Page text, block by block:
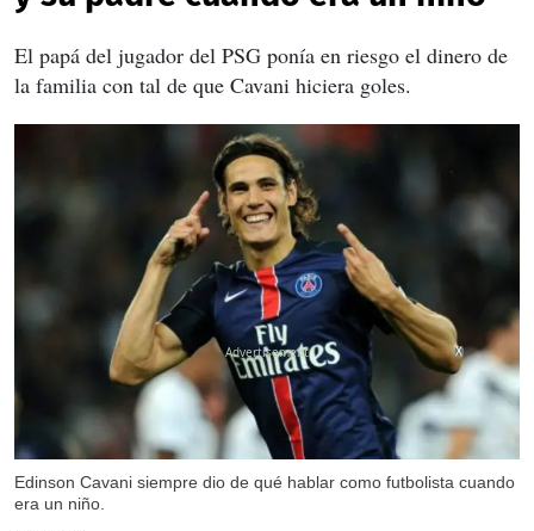
El papá del jugador del PSG ponía en riesgo el dinero de
la familia con tal de que Cavani hiciera goles.
Edinson Cavani siempre dio de qué hablar como futbolista cuando
era un niño.
X